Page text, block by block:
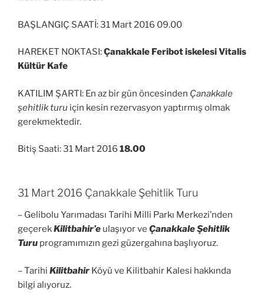
BAŞLANGIÇ SAATİ: 31 Mart 2016 09.00
HAREKET NOKTASI:Çanakkale Feribot iskelesi Vitalis
Kültür Kafe
KATILIM ŞARTI: En az bir gün öncesinden Çanakkale
şehitlik turu için kesin rezervasyon yaptırmış olmak
gerekmektedir.
Bitiş Saati: 31 Mart 2016 18.00
31 Mart 2016 Çanakkale Şehitlik Turu
– Gelibolu Yarımadası Tarihi Milli Parkı Merkezi’nden
geçerekKilitbahir’e ulaşıyor ve Çanakkale Şehitlik
Turu programımızın gezi güzergahına başlıyoruz.
– Tarihi Kilitbahir Köyü ve Kilitbahir Kalesi hakkında
bilgi alıyoruz.